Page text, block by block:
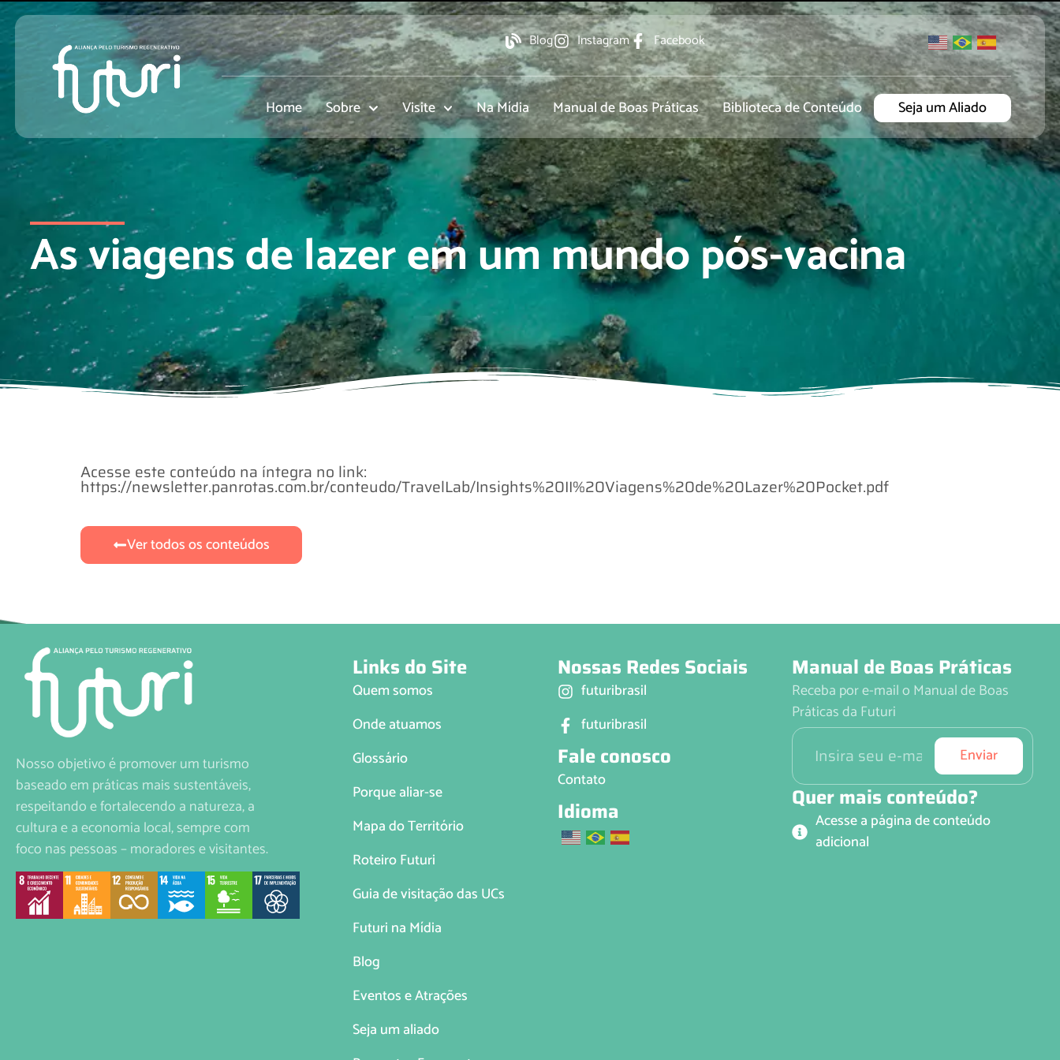
Blog Instagram Facebook
Home Sobre Visite Na Mídia Manual de Boas Práticas Biblioteca de Conteúdo Seja um Aliado
As viagens de lazer em um mundo pós-vacina
Acesse este conteúdo na íntegra no link:
https://newsletter.panrotas.com.br/conteudo/TravelLab/Insights%20II%20Viagens%20de%20Lazer%20Pocket.pdf
Ver todos os conteúdos
Nosso objetivo é promover um turismo
baseado em práticas mais sustentáveis,
respeitando e fortalecendo a natureza, a
cultura e a economia local, sempre com
foco nas pessoas – moradores e visitantes.
Links do Site
Quem somos
Onde atuamos
Glossário
Porque aliar-se
Mapa do Território
Roteiro Futuri
Guia de visitação das UCs
Futuri na Mídia
Blog
Eventos e Atrações
Seja um aliado
Nossas Redes Sociais
futuribrasil
futuribrasil
Fale conosco
Contato
Idioma
Manual de Boas Práticas
Receba por e-mail o Manual de Boas
Práticas da Futuri
Enviar
Quer mais conteúdo?
Acesse a página de conteúdo
adicional